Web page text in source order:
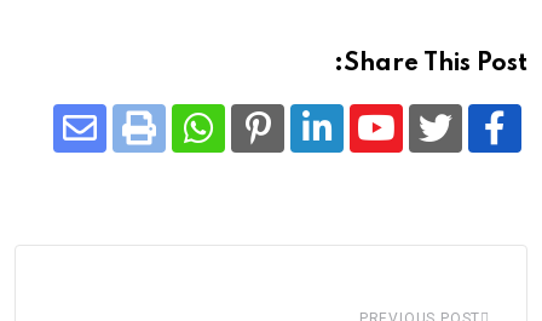
Share This Post:
Youtube
LinkedIn
Pinterest
Whatsapp
Print